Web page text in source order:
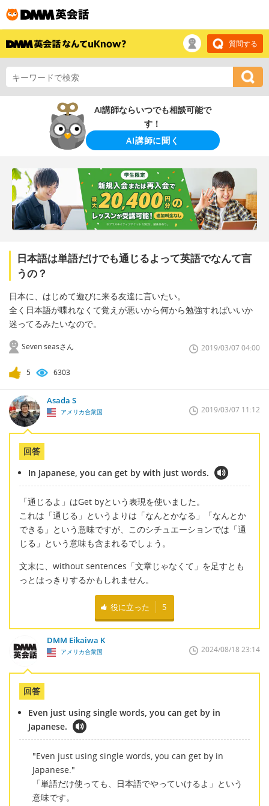
質問する
AI講師ならいつでも相談可能で
す！
AI講師に聞く
日本語は単語だけでも通じるよって英語でなんて言
うの？
日本に、はじめて遊びに来る友達に言いたい。
全く日本語が喋れなくて覚えが悪いから何から勉強すればいいか
迷ってるみたいなので。
Seven seasさん 2019/03/07 04:00
5 6303
Asada S
アメリカ合衆国 2019/03/07 11:12
回答
In Japanese, you can get by with just words.
「通じるよ」はGet byという表現を使いました。
これは「通じる」というよりは「なんとかなる」「なんとか
できる」という意味ですが、このシチュエーションでは「通
じる」という意味も含まれるでしょう。
文末に、without sentences「文章じゃなくて」を足すとも
っとはっきりするかもしれません。
役に立った 5
DMM Eikaiwa K
アメリカ合衆国 2024/08/18 23:14
回答
Even just using single words, you can get by in
Japanese.
"Even just using single words, you can get by in
Japanese."
「単語だけ使っても、日本語でやっていけるよ」という
意味です。